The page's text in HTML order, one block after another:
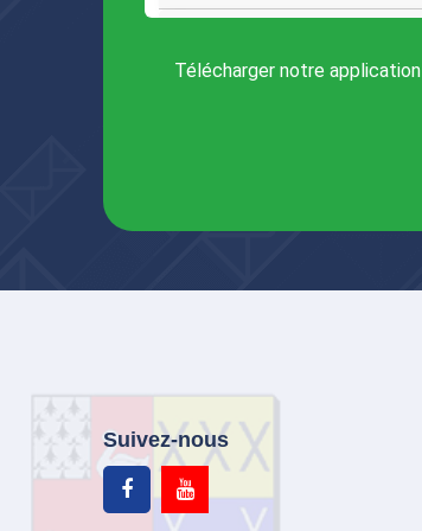
Télécharger notre application
Suivez-nous